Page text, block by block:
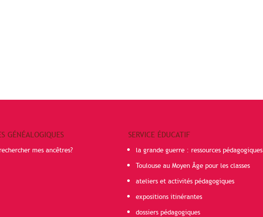
GÉNÉALOGIQUES
mes ancêtres?
SERVICE ÉDUCATIF
la grande guerre : ressources pédagogiques
Toulouse au Moyen Âge pour les classes
ateliers et activités pédagogiques
expositions itinérantes
dossiers pédagogiques